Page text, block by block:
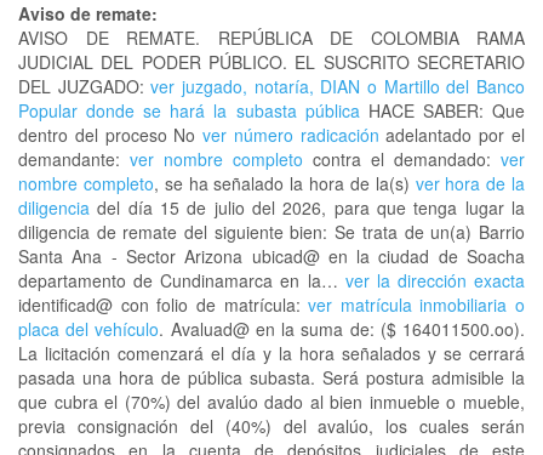
Aviso de remate:
AVISO DE REMATE. REPÚBLICA DE COLOMBIA RAMA
JUDICIAL DEL PODER PÚBLICO. EL SUSCRITO SECRETARIO
DEL JUZGADO: ver juzgado, notaría, DIAN o Martillo del Banco
Popular donde se hará la subasta públicaHACE SABER: Que
dentro del proceso Nover número radicación adelantado por el
demandante: ver nombre completo contra el demandado: ver
nombre completo, se ha señalado la hora de la(s) ver hora de la
diligencia del día 15 de julio del 2026, para que tenga lugar la
diligencia de remate del siguiente bien: Se trata de un(a) Barrio
Santa Ana - Sector Arizona ubicad@ en la ciudad de Soacha
departamento de Cundinamarca en la… ver la dirección exacta
identificad@ con folio de matrícula:ver matrícula inmobiliaria o
placa del vehículo. Avaluad@ en la suma de: ($ 164011500.oo).
La licitación comenzará el día y la hora señalados y se cerrará
pasada una hora de pública subasta. Será postura admisible la
que cubra el (70%) del avalúo dado al bien inmueble o mueble,
previa consignación del (40%) del avalúo, los cuales serán
consignados en la cuenta de depósitos judiciales de este